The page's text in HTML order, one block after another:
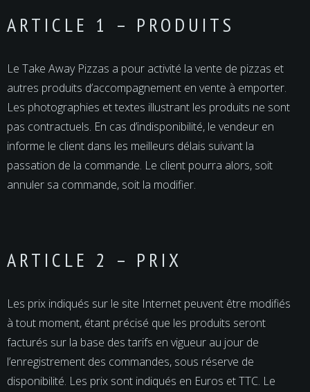
ARTICLE 1 – PRODUITS
Le Take Away Pizzas a pour activité la vente de pizzas et
autres produits d’accompagnement en vente à emporter.
Les photographies et textes illustrant les produits ne sont
pas contractuels. En cas d’indisponibilité, le vendeur en
informe le client dans les meilleurs délais suivant la
passation de la commande. Le client pourra alors, soit
annuler sa commande, soit la modifier.
ARTICLE 2 – PRIX
Les prix indiqués sur le site Internet peuvent être modifiés
à tout moment, étant précisé que les produits seront
facturés sur la base des tarifs en vigueur au jour de
l’enregistrement des commandes, sous réserve de
disponibilité. Les prix sont indiqués en Euros et TTC. Le